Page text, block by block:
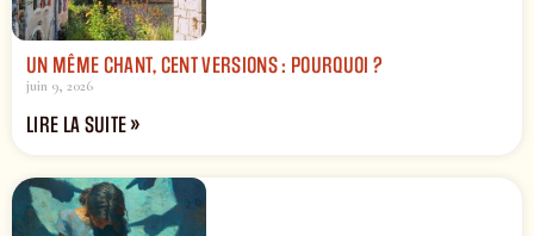
UN MÊME CHANT, CENT VERSIONS : POURQUOI ?
juin 9, 2026
LIRE LA SUITE »